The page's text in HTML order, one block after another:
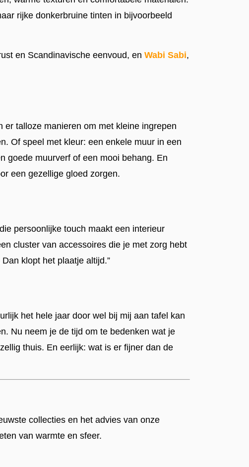
rijke donkerbruine tinten in bijvoorbeeld
en Scandinavische eenvoud, en Wabi Sabi,
talloze manieren om met kleine ingrepen
Of speel met kleur: een enkele muur in een
goede muurverf of een mooi behang. En
een gezellige gloed zorgen.
persoonlijke touch maakt een interieur
cluster van accessoires die je met zorg hebt
klopt het plaatje altijd.”
het hele jaar door wel bij mij aan tafel kan
Nu neem je de tijd om te bedenken wat je
thuis. En eerlijk: wat is er fijner dan de
collecties en het advies van onze
van warmte en sfeer.